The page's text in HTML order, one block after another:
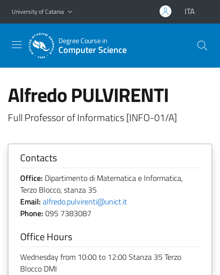
Go to main content
Go to navigation menu
University of Catania ITA
Degree Course in
Computer Science
Alfredo PULVIRENTI
Full Professor of Informatics [INFO-01/A]
Contacts
Office: Dipartimento di Matematica e Informatica,
Terzo Blocco, stanza 35
Email: alfredo.pulvirenti@unict.it
Phone: 095 7383087
Office Hours
Wednesday from 10:00 to 12:00 Stanza 35 Terzo
Blocco DMI